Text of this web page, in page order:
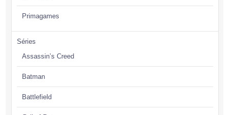
Primagames
Séries
Assassin’s Creed
Batman
Battlefield